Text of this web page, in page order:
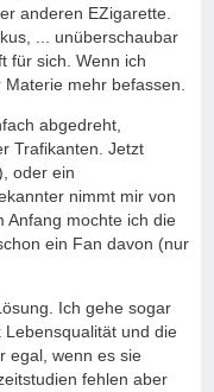
anderen EZigarette.
... unüberschaubar
für sich. Wenn ich
mehr befassen.
abgedreht,
Trafikanten. Jetzt
oder ein
nimmt mir von
Anfang mochte ich die
ein Fan davon (nur
Ich gehe sogar
und die
egal, wenn es sie
fehlen aber